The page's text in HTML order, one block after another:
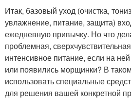
Итак, базовый уход (очистка,
увлажнение, питание, защита)
ежедневную привычку. Но что
проблемная,
интенсивное питание, если на
или появились морщинки? В
использовать специальные
для решения вашей конкретной